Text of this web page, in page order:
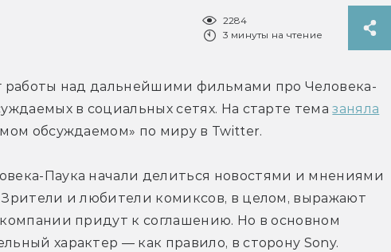
2284
3 минуты на чтение
работы над дальнейшими фильмами про Человека-
в социальных сетях. На старте тема заняла
обсуждаемом» по миру в Twitter.
Паука начали делиться новостями и мнениями
Зрители и любители комиксов, в целом, выражают
придут к соглашению. Но в основном
характер — как правило, в сторону Sony.